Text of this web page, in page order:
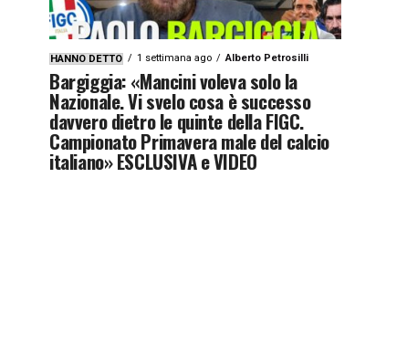
HANNO DETTO 1 settimana ago Alberto Petrosilli
Bargiggia: «Mancini voleva solo la
Nazionale. Vi svelo cosa è successo
davvero dietro le quinte della FIGC.
Campionato Primavera male del calcio
italiano» ESCLUSIVA e VIDEO